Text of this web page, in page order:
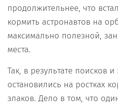
продолжительнее, что
кормить астронавтов на
максимально полезной,
места.
Так, в результате поисков
остановились на ростках
злаков. Дело в том, что